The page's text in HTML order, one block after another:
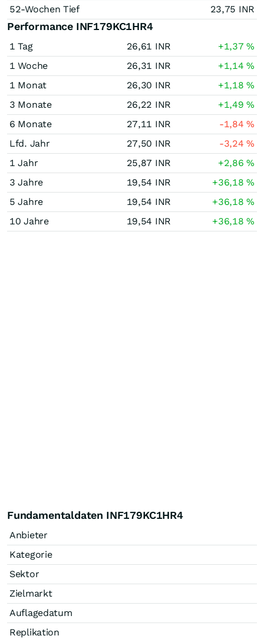
52-Wochen Tief
23,75 INR
Performance INF179KC1HR4
1 Tag 26,61 INR +1,37%
1 Woche
26,31 INR +1,14%
1 Monat
26,30 INR +1,18%
3 Monate
26,22 INR +1,49%
6 Monate
27,11 INR -1,84%
Lfd. Jahr
27,50 INR -3,24%
1 Jahr
25,87 INR +2,86%
3 Jahre
19,54 INR +36,18%
5 Jahre
19,54 INR +36,18%
10 Jahre
19,54 INR +36,18%
Fundamentaldaten INF179KC1HR4
Anbieter
Kategorie
Sektor
Zielmarkt
Auflagedatum
Replikation